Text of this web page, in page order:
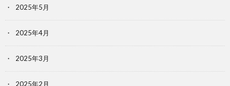
2025年5月
2025年4月
2025年3月
2025年2月